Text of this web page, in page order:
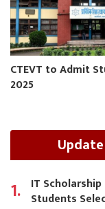
CTEVT to Admit
2025
Update
1. IT
Students